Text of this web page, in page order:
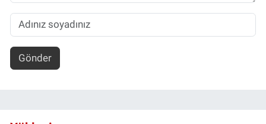
Gönder